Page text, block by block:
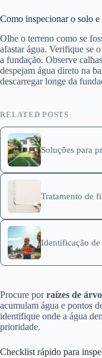
Como inspecionar o solo
Olhe o terreno como se
afastar água. Verifique se o
a fundação. Observe
despejam água direto na
descarregar longe da
RELATED POSTS
Soluções para
Tratamento de
Identificação de
Procure porraízes de
acumulam água e pontos
identifique onde a água
prioridade.
Checklist rápido para